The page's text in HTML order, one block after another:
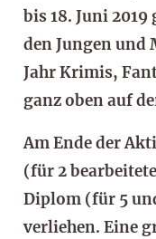
bis 18. Juni
den Jungen und
Jahr Krimis,
ganz oben auf
Am Ende der
(für 2
Diplom (für 5
verliehen. Eine